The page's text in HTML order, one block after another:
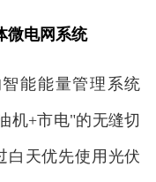
微电网系统
能能量管理系统
机+市电"的无缝切
白天优先使用光伏